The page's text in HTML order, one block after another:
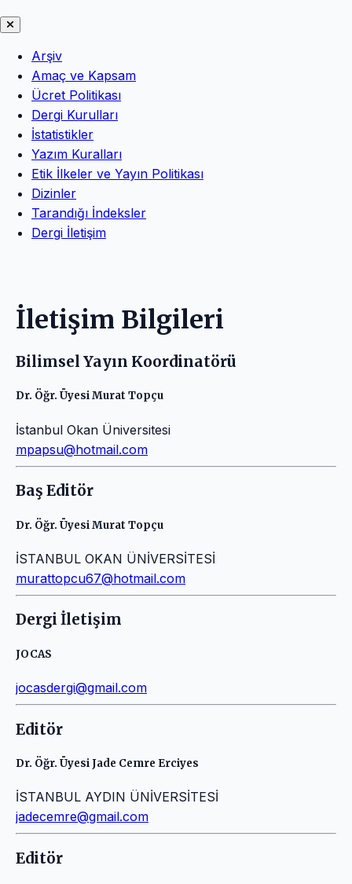
Arşiv
Amaç ve Kapsam
Ücret Politikası
Dergi Kurulları
İstatistikler
Yazım Kuralları
Etik İlkeler ve Yayın Politikası
Dizinler
Tarandığı İndeksler
Dergi İletişim
İletişim Bilgileri
Bilimsel Yayın Koordinatörü
Dr. Öğr. Üyesi Murat Topçu
İstanbul Okan Üniversitesi
mpapsu@hotmail.com
Baş Editör
Dr. Öğr. Üyesi Murat Topçu
İSTANBUL OKAN ÜNİVERSİTESİ
murattopcu67@hotmail.com
Dergi İletişim
JOCAS
jocasdergi@gmail.com
Editör
Dr. Öğr. Üyesi Jade Cemre Erciyes
İSTANBUL AYDIN ÜNİVERSİTESİ
jadecemre@gmail.com
Editör